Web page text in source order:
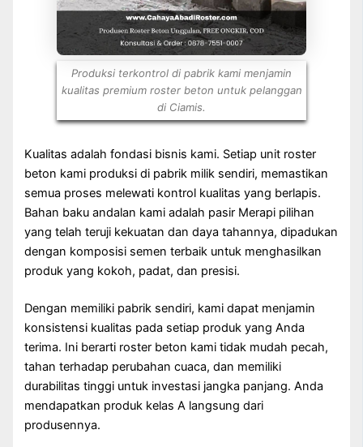
Produksi terkontrol di pabrik kami menjamin
kualitas premium roster beton untuk pelanggan
di Ciamis.
Kualitas adalah fondasi bisnis kami. Setiap unit roster
beton kami produksi di pabrik milik sendiri, memastikan
semua proses melewati kontrol kualitas yang berlapis.
Bahan baku andalan kami adalah pasir Merapi pilihan
yang telah teruji kekuatan dan daya tahannya, dipadukan
dengan komposisi semen terbaik untuk menghasilkan
produk yang kokoh, padat, dan presisi.
Dengan memiliki pabrik sendiri, kami dapat menjamin
konsistensi kualitas pada setiap produk yang Anda
terima. Ini berarti roster beton kami tidak mudah pecah,
tahan terhadap perubahan cuaca, dan memiliki
durabilitas tinggi untuk investasi jangka panjang. Anda
mendapatkan produk kelas A langsung dari
produsennya.